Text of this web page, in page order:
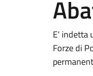
E' indetta
Forze di